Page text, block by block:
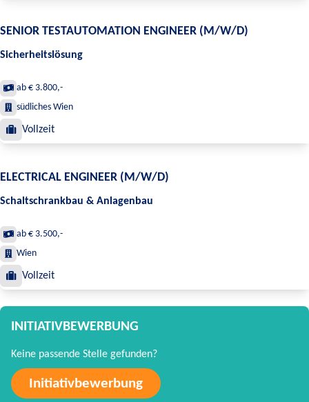
SENIOR TESTAUTOMATION ENGINEER (M/W/D)
Sicherheitslösung
ab € 3.800,-
südliches Wien
Vollzeit
ELECTRICAL ENGINEER (M/W/D)
Schaltschrankbau & Anlagenbau
ab € 3.500,-
Wien
Vollzeit
INITIATIVBEWERBUNG
Keine passende Stelle gefunden?
Initiativbewerbung